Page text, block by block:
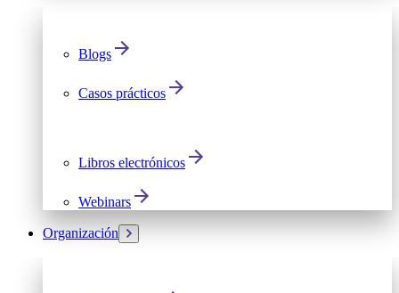
Blogs
Casos prácticos
Libros electrónicos
Webinars
Organización